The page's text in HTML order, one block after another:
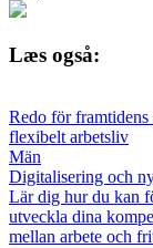
Læs også:
Redo för framtidens
flexibelt arbetsliv
Män
Digitalisering och
Lär dig hur du kan
utveckla dina
mellan arbete och